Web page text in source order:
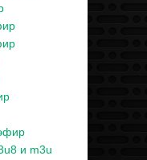
и m3u